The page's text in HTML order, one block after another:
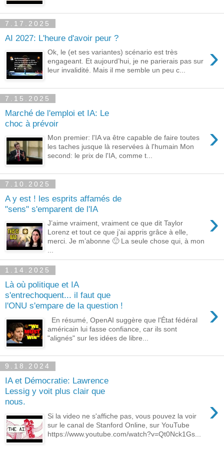
7.17.2025
AI 2027: L'heure d'avoir peur ?
›
Ok, le (et ses variantes) scénario est très
engageant. Et aujourd’hui, je ne parierais pas sur
leur invalidité. Mais il me semble un peu c...
7.15.2025
Marché de l'emploi et IA: Le
choc à prévoir
›
Mon premier: l'IA va être capable de faire toutes
les taches jusque là reservées à l'humain Mon
second: le prix de l'IA, comme t...
7.10.2025
A y est ! les esprits affamés de
"sens" s'emparent de l'IA
›
J’aime vraiment, vraiment ce que dit Taylor
Lorenz et tout ce que j’ai appris grâce à elle,
merci. Je m’abonne 🙂 La seule chose qui, à mon
...
1.14.2025
Là où politique et IA
s'entrechoquent... il faut que
l'ONU s'empare de la question !
›
En résumé, OpenAI suggère que l'État fédéral
américain lui fasse confiance, car ils sont
"alignés" sur les idées de libre...
9.18.2024
IA et Démocratie: Lawrence
Lessig y voit plus clair que
nous.
›
Si la video ne s'affiche pas, vous pouvez la voir
sur le canal de Stanford Online, sur YouTube
https://www.youtube.com/watch?v=Qt0Nck1Gs...